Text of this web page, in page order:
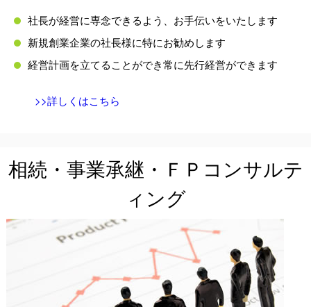
社長が経営に専念できるよう、お手伝いをいたします
新規創業企業の社長様に特にお勧めします
経営計画を立てることができ常に先行経営ができます
>>詳しくはこちら
相続・事業承継・ＦＰコンサルテ
ィング